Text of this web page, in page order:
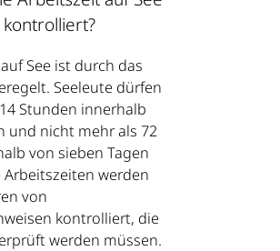
See ist durch das
Seeleute dürfen
Stunden innerhalb
und nicht mehr als 72
von sieben Tagen
werden
von
kontrolliert, die
werden müssen.